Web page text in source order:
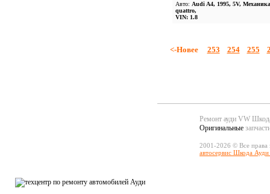
Авто: Audi A4, 1995, 5V,
quattro,
VIN: 1.8
<-Новее 253 254 255
Ремонт ауди VW
Оригинальные
2001-2026 © Все
автосервис Шкода